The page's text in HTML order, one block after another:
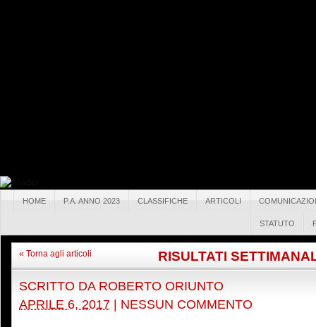
HOME P.A. ANNO 2023 CLASSIFICHE ARTICOLI
STATUTO
« Torna agli articoli RISULTATI
SCRITTO DA ROBERTO ORIUNTO
APRILE 6, 2017
NESSUN COMMENTO